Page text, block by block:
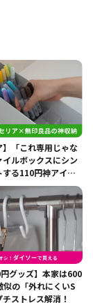
】「これ専用じゃな
ルボックスにシン
する110円神アイテ
円グッズ】本家は600
の「外れにくいS
ストレス解消！